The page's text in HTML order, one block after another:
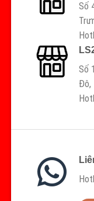
Số
Số
Đô,